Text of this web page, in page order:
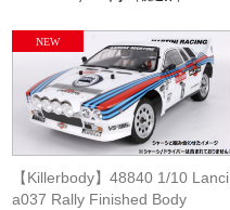
【Killerbody】48840 1/10 Lanci
a037 Rally Finished Body